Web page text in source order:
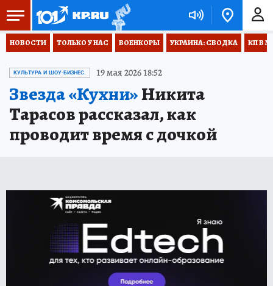
НОВОСТИ ТОЛЬКО У НАС ВОЕНКОРЫ УКРАИНА: СВОДКА КП В
КУЛЬТУРА И ШОУ-БИЗНЕС. 19 мая 2026 18:52
Звезда «Кухни»Никита
Тарасов рассказал, как
проводит время с дочкой